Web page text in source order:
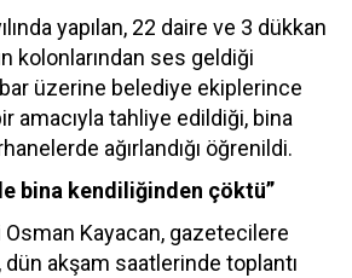
yapılan, 22 daire ve 3 dükkan
kolonlarından ses geldiği
üzerine belediye ekiplerince
amacıyla tahliye edildiği, bina
ağırlandığı öğrenildi.
bina kendiliğinden çöktü”
Osman Kayacan, gazetecilere
dün akşam saatlerinde toplantı